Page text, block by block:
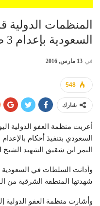
المنظمات
السعودية بإعدام 3 صبية
في 13 مارس, 2016
548
شارك
أعربت منظمة العفو الدولية
النمر ابن شقيق الشهيد الشيخ
وأدانت السلطات في السعودية
شهدتها المنطقة الشرقية من
وأشارت منظمة العفو الدولية